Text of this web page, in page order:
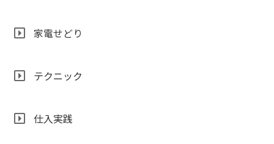
家電せどり
テクニック
仕入実践